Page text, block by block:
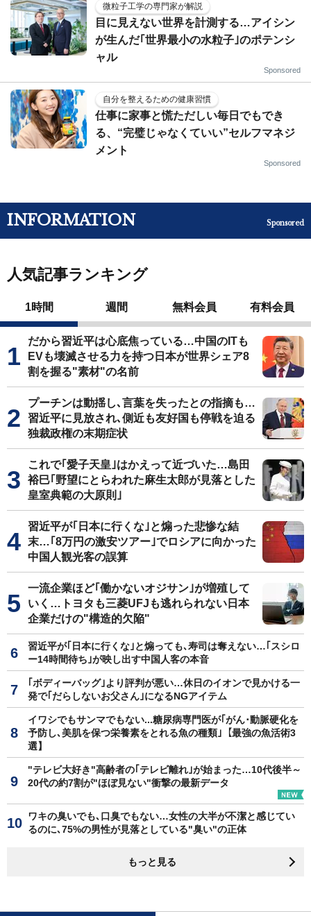
微粒子工学の専門家が解説
目に見えない世界を計測する…アイシン
が生んだ｢世界最小の水粒子｣のポテンシ
ャル
Sponsored
自分を整えるための健康習慣
仕事に家事と慌ただしい毎日でもでき
る、“完璧じゃなくていい”セルフマネジ
メント
Sponsored
INFORMATION Sponsored
人気記事ランキング
1時間 週間 無料会員 有料会員
だから習近平は心底焦っている…中国のITも
EVも壊滅させる力を持つ日本が世界シェア8
割を握る"素材"の名前
プーチンは動揺し､言葉を失ったとの指摘も…
習近平に見放され､側近も友好国も停戦を迫る
独裁政権の末期症状
これで｢愛子天皇｣はかえって近づいた…島田
裕巳｢野望にとらわれた麻生太郎が見落とした
皇室典範の大原則｣
習近平が｢日本に行くな｣と煽った悲惨な結
末…｢8万円の激安ツアー｣でロシアに向かった
中国人観光客の誤算
一流企業ほど｢働かないオジサン｣が増殖して
いく…トヨタも三菱UFJも逃れられない日本
企業だけの"構造的欠陥"
習近平が｢日本に行くな｣と煽っても､寿司は奪えない…｢スシロ
ー14時間待ち｣が映し出す中国人客の本音
｢ボディーバッグ｣より評判が悪い…休日のイオンで見かける一
発で｢だらしないお父さん｣になるNGアイテム
イワシでもサンマでもない...糖尿病専門医が｢がん･動脈硬化を
予防し､美肌を保つ栄養素をとれる魚の種類｣【最強の魚活術3
選】
"テレビ大好き"高齢者の｢テレビ離れ｣が始まった…10代後半～
20代の約7割が"ほぼ見ない"衝撃の最新データ
ワキの臭いでも､口臭でもない…女性の大半が不潔と感じてい
るのに､75%の男性が見落としている"臭い"の正体
もっと見る